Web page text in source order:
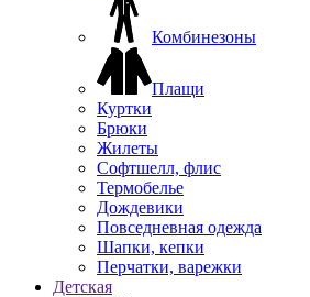
Комбинезоны
Плащи
Куртки
Брюки
Жилеты
Софтшелл, флис
Термобелье
Дождевики
Повседневная одежда
Шапки, кепки
Перчатки, варежки
Детская